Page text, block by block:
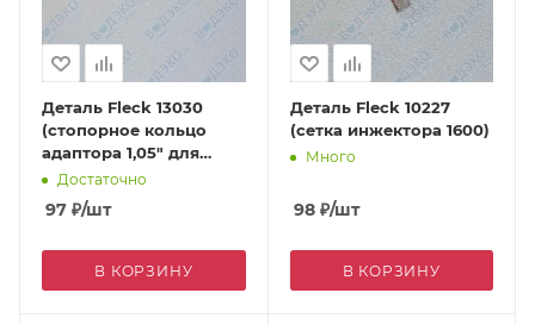
Деталь Fleck 13030
(стопорное кольцо
адаптора 1,05" для
7700)
Достаточно
97 ₽/шт
В КОРЗИНУ
Деталь Fleck 10227
(сетка инжектора 1600)
Много
98₽/шт
В КОРЗИНУ